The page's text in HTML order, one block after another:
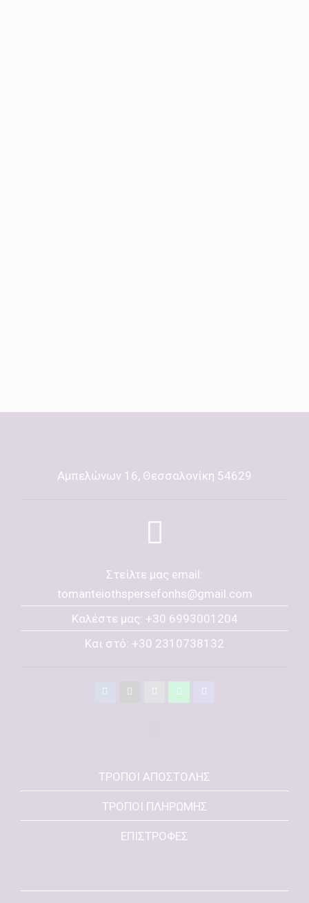
Αμπελώνων 16, Θεσσαλονίκη 54629
Στείλτε μας email:
tomanteiothspersefonhs@gmail.com
Καλέστε μας: +30 6993001204
Και στό: +30 2310738132
ΤΡΟΠΟΙ ΑΠΟΣΤΟΛΗΣ
ΤΡΟΠΟΙ ΠΛΗΡΩΜΗΣ
ΕΠΙΣΤΡΟΦΕΣ